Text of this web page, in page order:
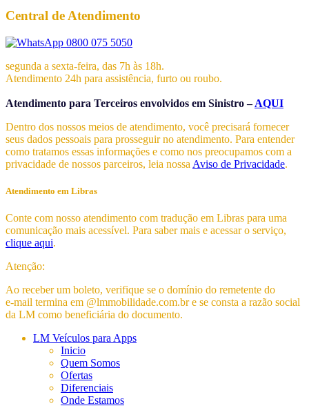
Central de Atendimento
0800 075 5050
segunda a sexta-feira, das 7h às 18h.
Atendimento 24h para assistência, furto ou roubo.
Atendimento para Terceiros envolvidos em Sinistro –AQUI
Dentro dos nossos meios de atendimento, você precisará fornecer
seus dados pessoais para prosseguir no atendimento. Para entender
como tratamos essas informações e como nos preocupamos com a
privacidade de nossos parceiros, leia nossa Aviso de Privacidade.
Atendimento em Libras
Conte com nosso atendimento com tradução em Libras para uma
comunicação mais acessível. Para saber mais e acessar o serviço,
clique aqui.
Atenção:
Ao receber um boleto, verifique se o domínio do remetente do
e-mail termina em @lmmobilidade.com.br e se consta a razão social
da LM como beneficiária do documento.
LM Veículos para Apps
Inicio
Quem Somos
Ofertas
Diferenciais
Onde Estamos